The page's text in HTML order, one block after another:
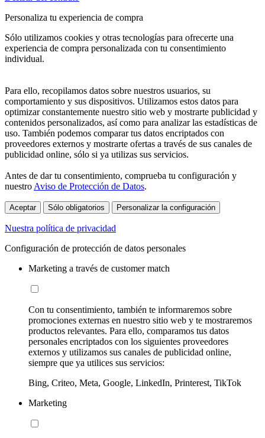
Personaliza tu experiencia de compra
Sólo utilizamos cookies y otras tecnologías para ofrecerte una
experiencia de compra personalizada con tu consentimiento
individual.
Para ello, recopilamos datos sobre nuestros usuarios, su
comportamiento y sus dispositivos. Utilizamos estos datos para
optimizar constantemente nuestro sitio web y mostrarte publicidad y
contenidos personalizados, así como para analizar las estadísticas de
uso. También podemos comparar tus datos encriptados con
proveedores externos y mostrarte ofertas a través de sus canales de
publicidad online, sólo si ya utilizas sus servicios.
Antes de dar tu consentimiento, comprueba tu configuración y
nuestro Aviso de Protección de Datos.
Aceptar Sólo obligatorios Personalizar la configuración
Nuestra política de privacidad
Configuración de protección de datos personales
Marketing a través de customer match
Con tu consentimiento, también te informaremos sobre
promociones externas en nuestro sitio web y te mostraremos
productos relevantes. Para ello, comparamos tus datos
personales encriptados con los siguientes proveedores
externos y utilizamos sus canales de publicidad online,
siempre que ya utilices sus servicios:
Bing, Criteo, Meta, Google, LinkedIn, Printerest, TikTok
Marketing